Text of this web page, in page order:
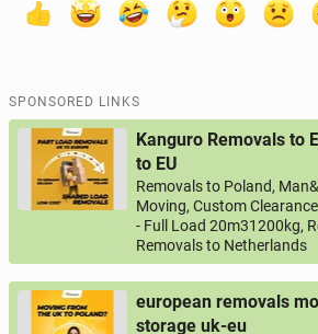
SPONSORED LINKS
Kanguro Removals to
to EU
Removals to Poland,
Moving, Custom
- Full Load 20m31200kg,
Removals to Netherlands
european removals
storage uk-eu